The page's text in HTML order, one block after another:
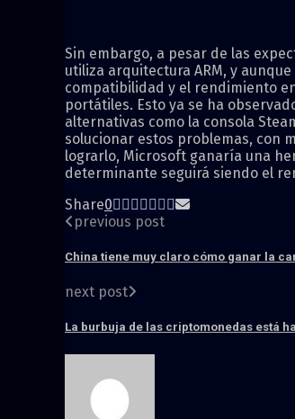
Sin embargo, a pesar de las
utiliza arquitectura ARM, y
compatibilidad y el rendimiento
portátiles. Esto ya se ha
alternativas como la consola
solucionar estos problemas, con
lograrlo, Microsoft ganaría una
determinante seguirá siendo el
Share0
previous post
China tiene muy claro cómo ganar la
next post
La burbuja de las criptomonedas está